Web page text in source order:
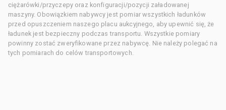
ciężarówki/przyczepy oraz konfiguracji/pozycji załadowanej
maszyny. Obowiązkiem nabywcy jest pomiar wszystkich ładunków
przed opuszczeniem naszego placu aukcyjnego, aby upewnić się, że
ładunek jest bezpieczny podczas transportu. Wszystkie pomiary
powinny zostać zweryfikowane przez nabywcę. Nie należy polegać na
tych pomiarach do celów transportowych.